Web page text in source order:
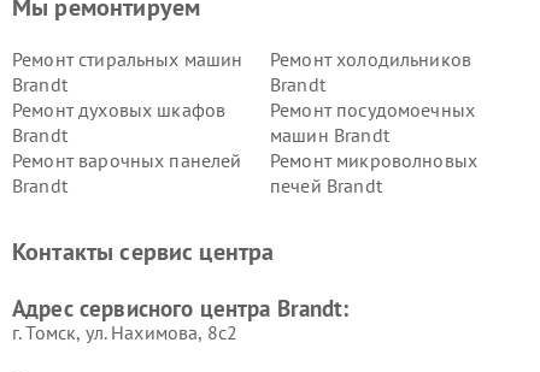
Мы ремонтируем
Ремонт стиральных машин
Brandt
Ремонт холодильников
Brandt
Ремонт духовых шкафов
Brandt
Ремонт посудомоечных
машин Brandt
Ремонт варочных панелей
Brandt
Ремонт микроволновых
печей Brandt
Контакты сервис центра
Адрес сервисного центра Brandt:
г. Томск, ул. Нахимова, 8с2